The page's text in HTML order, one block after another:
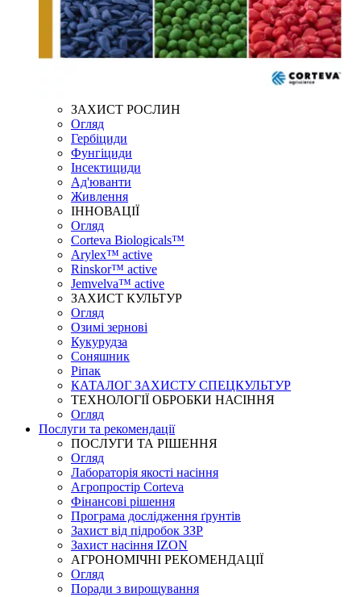
ЗАХИСТ РОСЛИН
Огляд
Гербіциди
Фунгіциди
Інсектициди
Ад'юванти
Живлення
ІННОВАЦІЇ
Огляд
Corteva Biologicals™
Arylex™ active
Rinskor™ active
Jemvelva™ active
ЗАХИСТ КУЛЬТУР
Огляд
Озимі зернові
Кукурудза
Соняшник
Ріпак
КАТАЛОГ ЗАХИСТУ СПЕЦКУЛЬТУР
ТЕХНОЛОГІЇ ОБРОБКИ НАСІННЯ
Огляд
Послуги та рекомендації
ПОСЛУГИ ТА РІШЕННЯ
Огляд
Лабораторія якості насіння
Агропростір Corteva
Фінансові рішення
Програма дослідження ґрунтів
Захист від підробок ЗЗР
Захист насіння IZON
АГРОНОМІЧНІ РЕКОМЕНДАЦІЇ
Огляд
Поради з вирощування